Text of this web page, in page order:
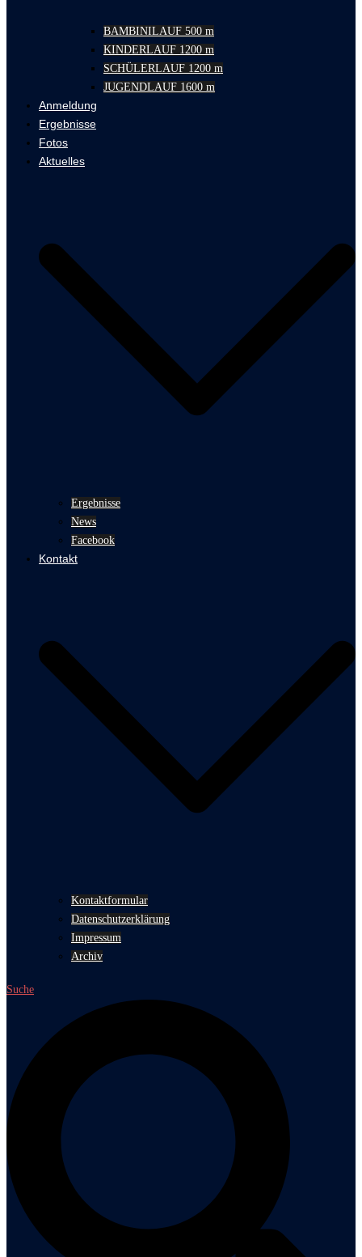
BAMBINILAUF 500 m
KINDERLAUF 1200 m
SCHÜLERLAUF 1200 m
JUGENDLAUF 1600 m
Anmeldung
Ergebnisse
Fotos
Aktuelles
Ergebnisse
News
Facebook
Kontakt
Kontaktformular
Datenschutzerklärung
Impressum
Archiv
Suche